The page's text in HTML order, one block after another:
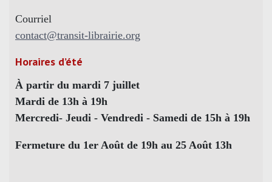
Courriel
contact@transit-librairie.org
Horaires d’été
À partir du mardi 7 juillet
Mardi de 13h à 19h
Mercredi- Jeudi - Vendredi - Samedi de 15h à 19h
Fermeture du 1er Août de 19h au 25 Août 13h